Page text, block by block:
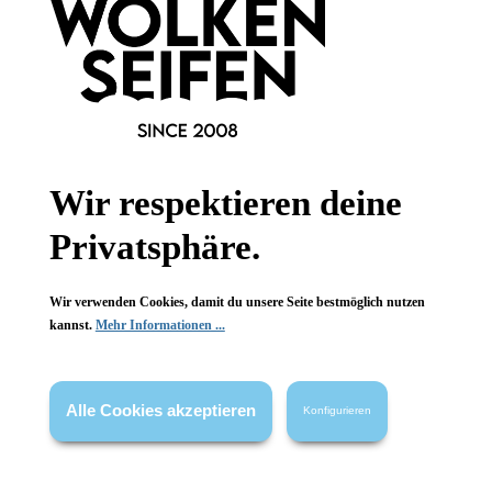
Gesetzliche Informationen
Wissenswertes
Vertrag widerrufen
* Alle Preise inkl. gesetzl. Mehrwertsteuer zzgl.Versandkosten
wenn nicht anders angegeben.
Wir respektieren deine
Privatsphäre.
Wir verwenden Cookies, damit du unsere Seite bestmöglich nutzen
kannst. Mehr Informationen ...
Alle Cookies akzeptieren Konfigurieren